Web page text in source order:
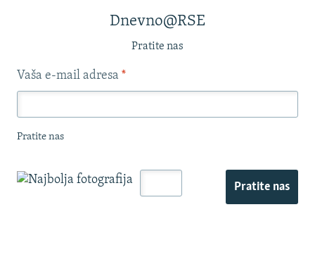
Dnevno@RSE
Pratite nas
Vaša e-mail adresa *
Pratite nas
Pratite nas